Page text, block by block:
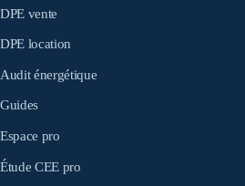
DPE vente
DPE location
Audit énergétique
Guides
Espace pro
Étude CEE pro